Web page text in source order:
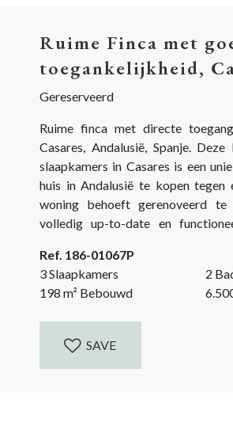
Ruime Finca met
toegankelijkheid,
Gereserveerd
Ruime finca met directe
Casares, Andalusië, Spanje.
slaapkamers in Casares is een
huis in Andalusië te kopen tegen
woning behoeft gerenoveerd
volledig up-to-date en
als men het huis volledig wil...
Ref. 186-01067P
3 Slaapkamers
2
198 m² Bebouwd
SAVE